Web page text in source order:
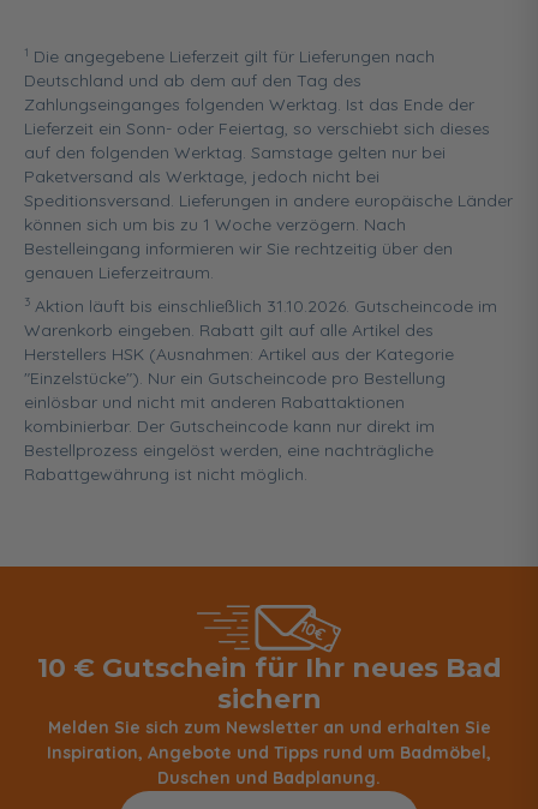
1 Die angegebene Lieferzeit gilt für Lieferungen nach
Deutschland und ab dem auf den Tag des
Zahlungseinganges folgenden Werktag. Ist das Ende der
Lieferzeit ein Sonn- oder Feiertag, so verschiebt sich dieses
auf den folgenden Werktag. Samstage gelten nur bei
Paketversand als Werktage, jedoch nicht bei
Speditionsversand. Lieferungen in andere europäische Länder
können sich um bis zu 1 Woche verzögern. Nach
Bestelleingang informieren wir Sie rechtzeitig über den
genauen Lieferzeitraum.
3 Aktion läuft bis einschließlich 31.10.2026. Gutscheincode im
Warenkorb eingeben. Rabatt gilt auf alle Artikel des
Herstellers HSK (Ausnahmen: Artikel aus der Kategorie
"Einzelstücke"). Nur ein Gutscheincode pro Bestellung
einlösbar und nicht mit anderen Rabattaktionen
kombinierbar. Der Gutscheincode kann nur direkt im
Bestellprozess eingelöst werden, eine nachträgliche
Rabattgewährung ist nicht möglich.
10 € Gutschein für Ihr neues Bad
sichern
Melden Sie sich zum Newsletter an und erhalten Sie
Inspiration, Angebote und Tipps rund um Badmöbel,
Duschen und Badplanung.